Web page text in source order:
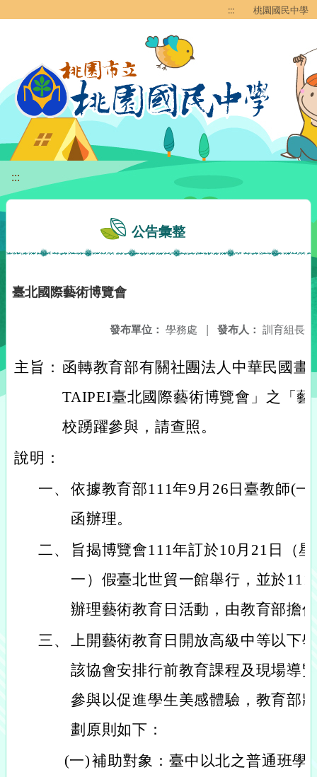
::: 桃園國民中學
:::
公告彙整
臺北國際藝術博覽會
發布人： 訓育組長
發布單位： 學務處 |
主旨： 函轉教育部有關社團法人中華民國畫
TAIPEI臺北國際藝術博覽會」之「
校踴躍參與，請查照。
說明：
一、 依據教育部111年9月26日臺教師(
函辦理。
二、
旨揭博覽會111年訂於10月21日（
一）假臺北世貿一館舉行，並於
辦理藝術教育日活動，由教育部擔
三、 上開藝術教育日開放高級中等以下
該協會安排行前教育課程及現場導
參與以促進學生美感體驗，教育部
劃原則如下：
(一)補助對象：臺中以北之普通班學